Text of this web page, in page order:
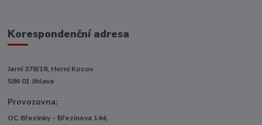
Korespondenční adresa
Jarní 378/18, Horní Kosov
586 01 Jihlava
Provozovna:
OC Březinky - Březinova 144,